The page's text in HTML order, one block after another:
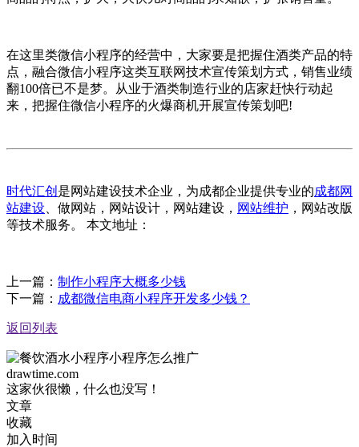
在这里类微信小程序的经营中，大家要是把握住酒类产品的特
点，融合微信小程序这类互联网技术宣传策划方式，销售业绩
翻100倍已不是梦。从业于酒类制造行业的店家赶快行动起
来，把握住微信小程序的火爆商机开展宣传策划吧!
时代汇创 是网站建设技术企业，为成都企业提供专业的成都网
站建设 、做网站，网站设计，网站建设， 网站维护 ，网站改版
等技术服务。 本文地址：
上一篇： 制作小程序大概多少钱
下一篇： 成都微信电商小程序开发多少钱？
返回列表
drawtime.com
这家伙很懒，什么也没写！
文章
收藏
加入时间